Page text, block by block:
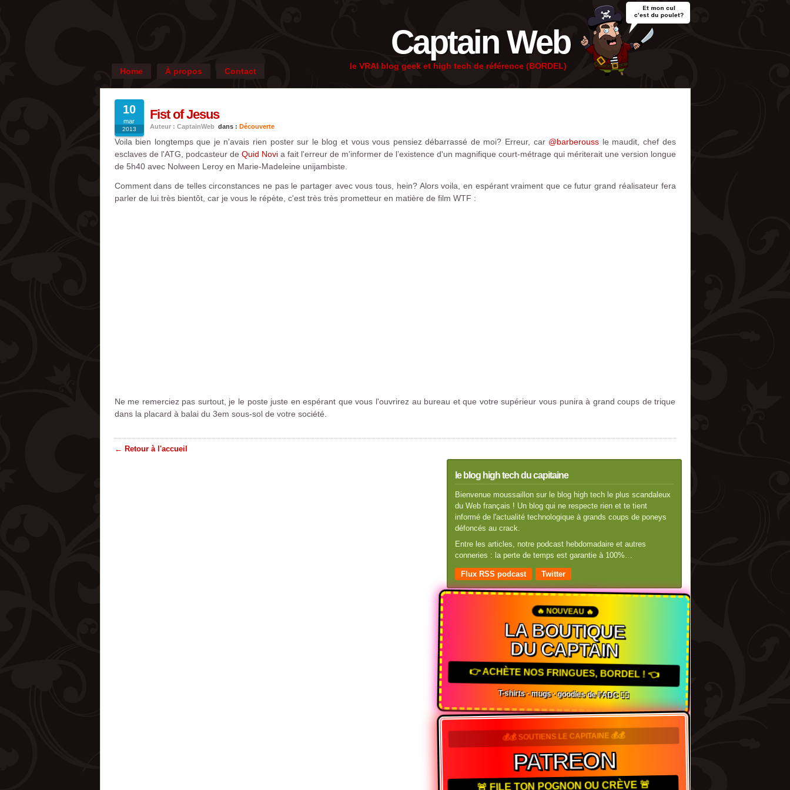
Captain Web
le VRAI blog geek et high tech de référence (BORDEL)
Home À propos Contact
10
mar
2013
Fist of Jesus
Auteur : CaptainWeb dans : Découverte
Voila bien longtemps que je n'avais rien poster sur le blog et vous vous pensiez débarrassé de moi? Erreur, car @barberouss le maudit, chef des
esclaves de l'ATG, podcasteur de Quid Novia fait l'erreur de m'informer de l’existence d'un magnifique court-métrage qui mériterait une version longue
de 5h40 avec Nolween Leroy en Marie-Madeleine unijambiste.
Comment dans de telles circonstances ne pas le partager avec vous tous, hein? Alors voila, en espérant vraiment que ce futur grand réalisateur fera
parler de lui très bientôt, car je vous le répète, c'est très très prometteur en matière de film WTF :
Ne me remerciez pas surtout, je le poste juste en espérant que vous l'ouvrirez au bureau et que votre supérieur vous punira à grand coups de trique
dans la placard à balai du 3em sous-sol de votre société.
← Retour à l'accueil
le blog high tech du capitaine
Bienvenue moussaillon sur le blog high tech le plus scandaleux
du Web français ! Un blog qui ne respecte rien et te tient
informé de l'actualité technologique à grands coups de poneys
défoncés au crack.
Entre les articles, notre podcast hebdomadaire et autres
conneries : la perte de temps est garantie à 100%…
Flux RSS podcast Twitter
🔥 NOUVEAU 🔥
LA BOUTIQUE
DU CAPTAIN
👉 ACHÈTE NOS FRINGUES, BORDEL ! 👈
T-shirts · mugs · goodies de l'ADC 🏴‍☠️
💰💰 SOUTIENS LE CAPITAINE 💰💰
PATREON